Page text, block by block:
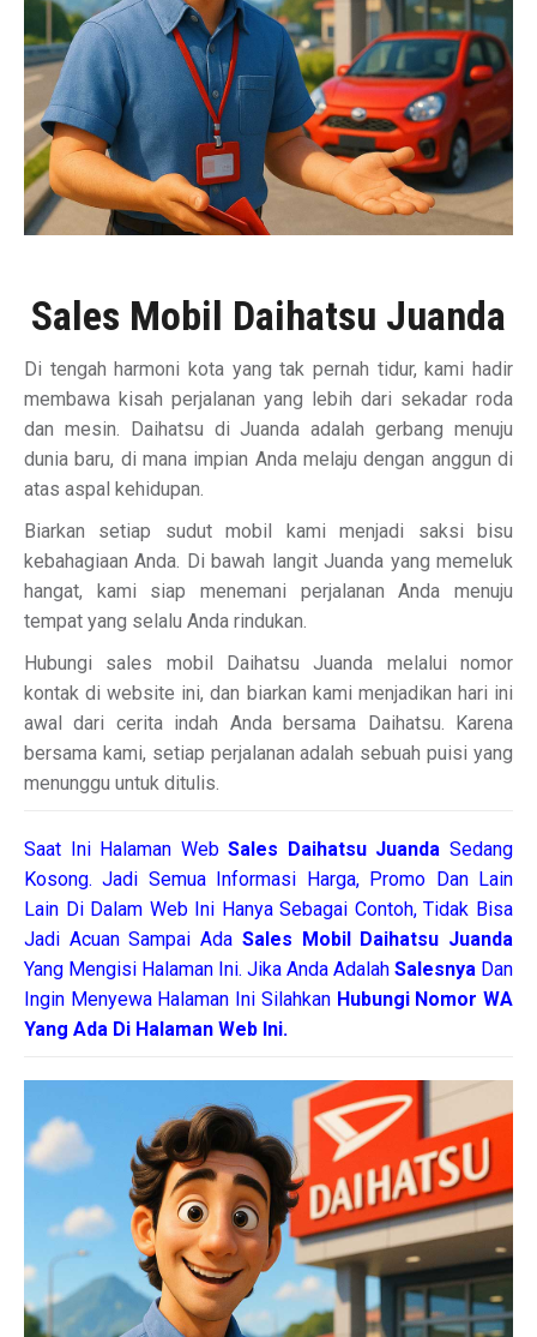
Sales Mobil Daihatsu Juanda
Di tengah harmoni kota yang tak pernah tidur, kami hadir
membawa kisah perjalanan yang lebih dari sekadar roda
dan mesin. Daihatsu di Juanda adalah gerbang menuju
dunia baru, di mana impian Anda melaju dengan anggun di
atas aspal kehidupan.
Biarkan setiap sudut mobil kami menjadi saksi bisu
kebahagiaan Anda. Di bawah langit Juanda yang memeluk
hangat, kami siap menemani perjalanan Anda menuju
tempat yang selalu Anda rindukan.
Hubungi sales mobil Daihatsu Juanda melalui nomor
kontak di website ini, dan biarkan kami menjadikan hari ini
awal dari cerita indah Anda bersama Daihatsu. Karena
bersama kami, setiap perjalanan adalah sebuah puisi yang
menunggu untuk ditulis.
Saat Ini Halaman WebSales Daihatsu JuandaSedang
Kosong. Jadi Semua Informasi Harga, Promo Dan Lain
Lain Di Dalam Web Ini Hanya Sebagai Contoh, Tidak Bisa
Jadi Acuan Sampai Ada Sales Mobil Daihatsu Juanda
Yang Mengisi Halaman Ini. Jika Anda Adalah Salesnya Dan
Ingin Menyewa Halaman Ini Silahkan Hubungi Nomor WA
Yang Ada Di Halaman Web Ini.